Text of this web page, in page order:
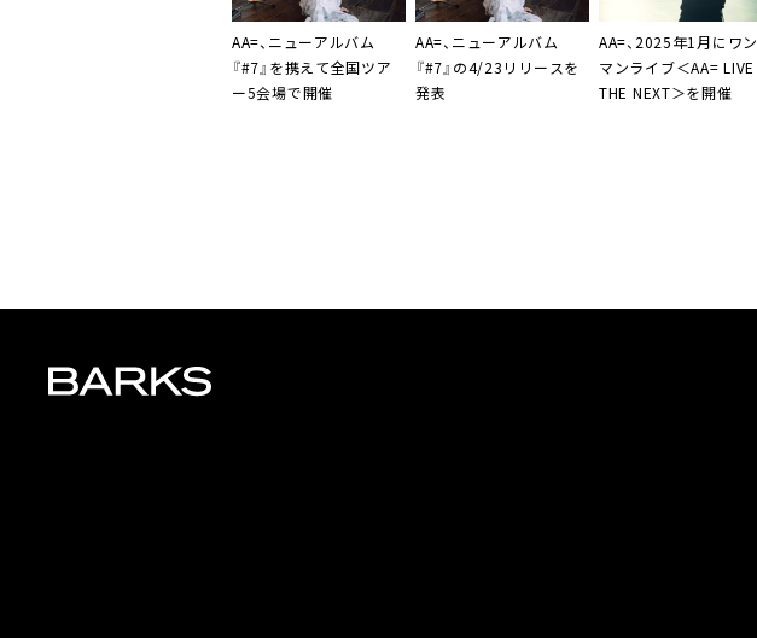
AA=、ニューアルバム
『#7』を携えて全国ツア
ー5会場で開催
AA=、ニューアルバム
『#7』の4/23リリースを
発表
AA=、2025年1月にワン
マンライブ＜AA= LIVE
THE NEXT＞を開催